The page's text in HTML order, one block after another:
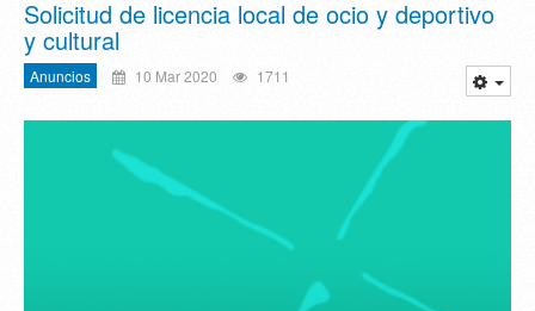
Solicitud de licencia local de ocio y deportivo
y cultural
Anuncios 10 Mar 2020 1711